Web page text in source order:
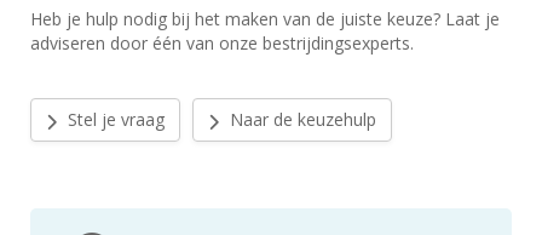
Heb je hulp nodig bij het maken van de juiste keuze? Laat je
adviseren door één van onze bestrijdingsexperts.
Stel je vraag Naar de keuzehulp